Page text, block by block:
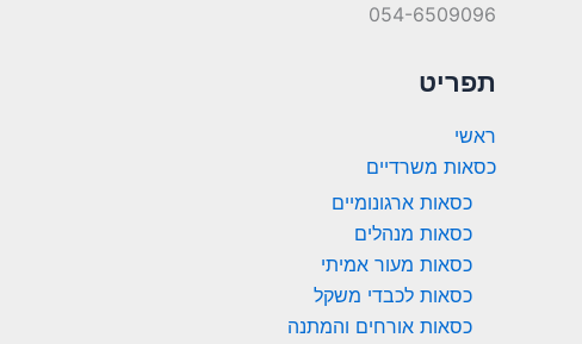
054-6509096
תפריט
ראשי
כסאות משרדיים
כסאות ארגונומיים
כסאות מנהלים
כסאות מעור אמיתי
כסאות לכבדי משקל
כסאות אורחים והמתנה